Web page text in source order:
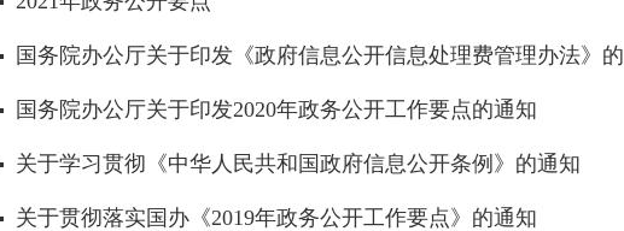
国务院办公厅关于印发2020年政务公开工作要点的通知
关于学习贯彻《中华人民共和国政府信息公开条例》的通知
关于贯彻落实国办《2019年政务公开工作要点》的通知